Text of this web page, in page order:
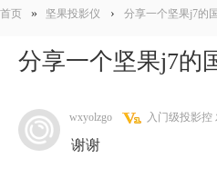
首页 » 坚果投影仪 › 分享一个坚果j7的
分享一个坚果j7的
wxyolzgo 入门级投影控
谢谢